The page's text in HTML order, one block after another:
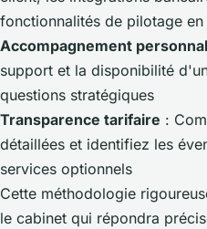
fonctionnalités de pilotage en
Accompagnement
support et la disponibilité
questions stratégiques
Transparence tarifaire :
détaillées et identifiez les
services optionnels
Cette méthodologie
le cabinet qui répondra